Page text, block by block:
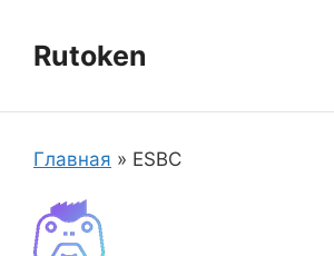
содержимому
Rutoken
Главная » ESBC